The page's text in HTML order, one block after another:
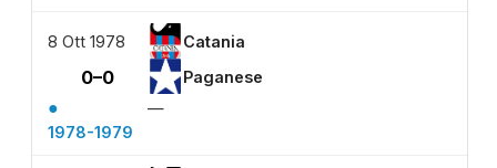
8 Ott 1978 Catania
0–0 Paganese
●
—
1978-1979